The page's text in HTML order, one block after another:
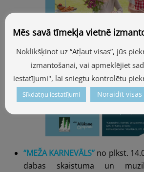
“MEŽA KARNEVĀLS” no plkst.
dabas skaistuma un
Mēs savā tīmekļa vietnē
Noklikšķinot uz “Atļaut visas”, jūs
izmantošanai, vai apmeklējiet
iestatījumi", lai sniegtu kontrolētu
Sīkdatņu iestatījumi Noraidīt visas